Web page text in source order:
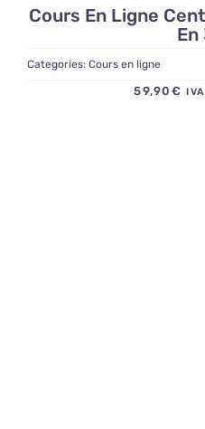
Cours En Ligne
En
Categories: Cours en ligne
59,90 €